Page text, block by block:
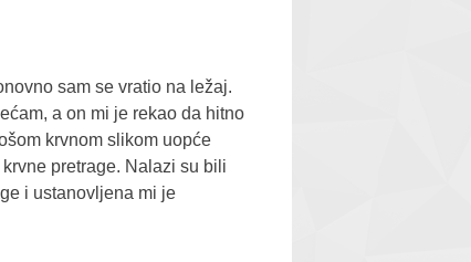
sam se vratio na ležaj.
a on mi je rekao da hitno
krvnom slikom uopće
pretrage. Nalazi su bili
i ustanovljena mi je